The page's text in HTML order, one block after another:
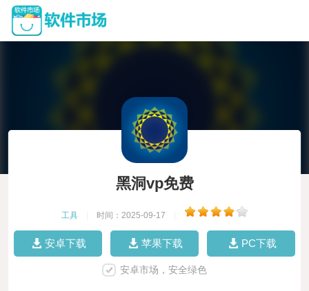
黑洞vp免费
工具 时间：2025-09-17
安卓下载 苹果下载 PC下载
安卓市场，安全绿色